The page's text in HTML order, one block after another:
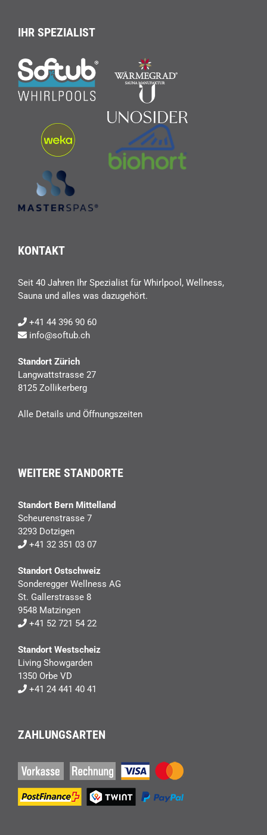
IHR SPEZIALIST
KONTAKT
Seit 40 Jahren Ihr Spezialist für Whirlpool, Wellness,
Sauna und alles was dazugehört.
+41 44 396 90 60
info@softub.ch
Standort Zürich
Langwattstrasse 27
8125 Zollikerberg
Alle Details und Öffnungszeiten
WEITERE STANDORTE
Standort Bern Mittelland
Scheurenstrasse 7
3293 Dotzigen
+41 32 351 03 07
Standort Ostschweiz
Sonderegger Wellness AG
St. Gallerstrasse 8
9548 Matzingen
+41 52 721 54 22
Standort Westscheiz
Living Showgarden
1350 Orbe VD
+41 24 441 40 41
ZAHLUNGSARTEN